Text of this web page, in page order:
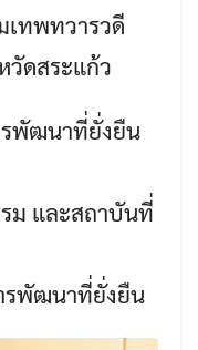
ทพทวารวดี
วัดสระแก้ว
พัฒนาที่ยั่งยืน
ม และสถาบันที่
รพัฒนาที่ยั่งยืน